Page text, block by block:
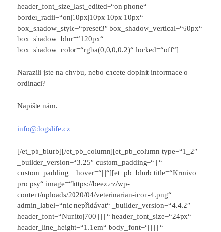
header_font_size_last_edited=“on|phone“
border_radii=“on|10px|10px|10px|10px“
box_shadow_style=“preset3″ box_shadow_vertical=“60px“
box_shadow_blur=“120px“
box_shadow_color=“rgba(0,0,0,0.2)“ locked=“off“]
Narazili jste na chybu, nebo chcete doplnit informace o
ordinaci?
Napište nám.
info@dogslife.cz
[/et_pb_blurb][/et_pb_column][et_pb_column type=“1_2″
_builder_version=“3.25″ custom_padding=“|||“
custom_padding__hover=“|||“][et_pb_blurb title=“Krmivo
pro psy“ image=“https://beez.cz/wp-
content/uploads/2020/04/veterinarian-icon-4.png“
admin_label=“nic nepřidávat“ _builder_version=“4.4.2″
header_font=“Nunito|700|||||||“ header_font_size=“24px“
header_line_height=“1.1em“ body_font=“||||||||“